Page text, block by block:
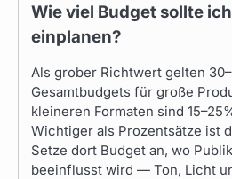
Wie viel Budget sollte
einplanen?
Als grober Richtwert gelten
Gesamtbudgets für große
kleineren Formaten sind
Wichtiger als Prozentsätze ist
Setze dort Budget an, wo
beeinflusst wird — Ton, Licht